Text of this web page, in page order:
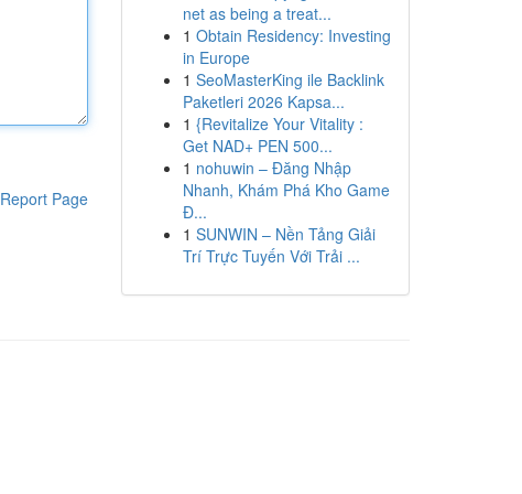
Report Page
net as being a treat...
1 Obtain Residency: Investing
in Europe
1 SeoMasterKing ile Backlink
Paketleri 2026 Kapsa...
1 {Revitalize Your Vitality :
Get NAD+ PEN 500...
1 nohuwin – Đăng Nhập
Nhanh, Khám Phá Kho Game
Đ...
1 SUNWIN – Nền Tảng Giải
Trí Trực Tuyến Với Trải ...